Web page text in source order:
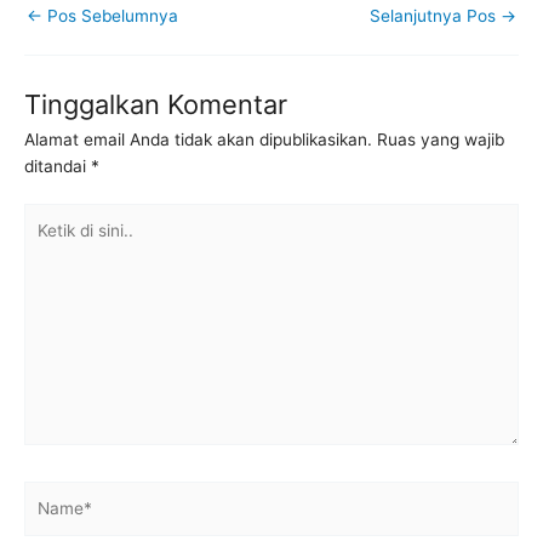
← Pos Sebelumnya Selanjutnya Pos →
Tinggalkan Komentar
Alamat email Anda tidak akan dipublikasikan. Ruas yang wajib
ditandai *